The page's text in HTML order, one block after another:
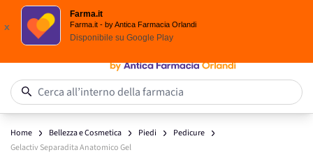
x
Farma.it
Farma.it - by Antica Farmacia Orlandi
Disponibile su Google Play
Salta al contenuto
Cerca all’interno della farmacia
Home Bellezza e Cosmetica Piedi
Pedicure
Gelactiv Separadita Anatomico Gel